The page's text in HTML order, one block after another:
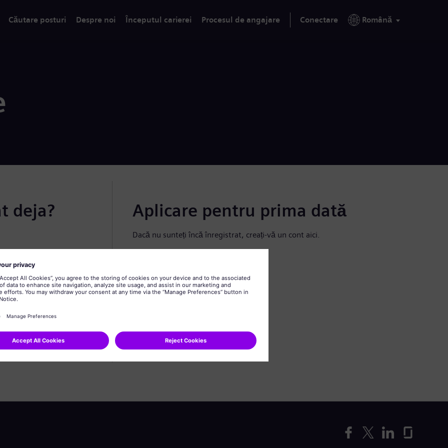
Căutare posturi Despre noi Începutul carierei Procesul de angajare Conectare Română
deja? Aplicare pentru prima dată
Dacă nu sunteți încă înregistrat, creați-vă un cont aici.